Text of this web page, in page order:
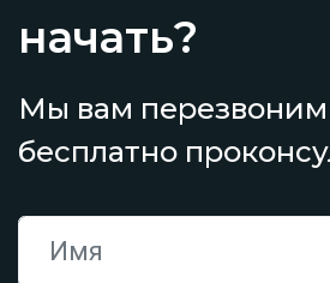
начать?
Мы вам
бесплатно